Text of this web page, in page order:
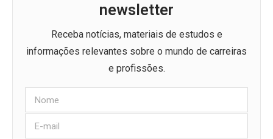
newsletter
Receba notícias, materiais de estudos e
informações relevantes sobre o mundo de carreiras
e profissões.